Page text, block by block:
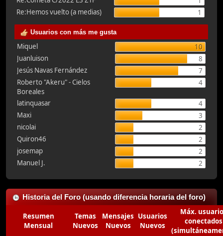
Re:Hemos vuelto (a medias)
1
Usuarios con más me gusta
Miquel
10
Juanluison
8
Jesús Navas Fernández
7
Roberto "Akeru" - Cielos
Boreales
4
latinquasar
4
Maxi
3
nicolai
2
Quiron46
2
josemap
2
Manuel J.
2
Historia del Foro (usando diferencia horaria del foro)
Resumen
Mensual
Temas
Nuevos
Mensajes
Nuevos
Usuarios
Nuevos
Máx.
conectados